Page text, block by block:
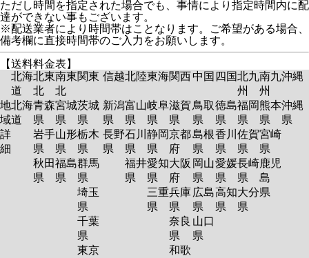
ただし時間を指定された場合でも、事情により指定時間内に配
達ができない事もございます。
※配送業者により時間帯はことなります。ご希望がある場合、
備考欄に直接時間帯のご入力をお願いします。
【送料料金表】
北海
道
北東
北
南東
北
関東 信越北陸東海関西中国 四国北九
州
南九
州
沖縄
地
域
詳
細
北海
道
青森
県
岩手
県
秋田
県
宮城
県
山形
県
福島
県
茨城
県
栃木
県
群馬
県
埼玉
県
千葉
県
東京
新潟
県
長野
県
富山
県
石川
県
福井
県
岐阜
県
静岡
県
愛知
県
三重
県
滋賀
県
京都
府
大阪
府
兵庫
県
奈良
県
和歌
鳥取
県
島根
県
岡山
県
広島
県
山口
県
徳島
県
香川
県
愛媛
県
高知
県
福岡
県
佐賀
県
長崎
県
大分
県
熊本
県
宮崎
県
鹿児
島
県
沖縄
県